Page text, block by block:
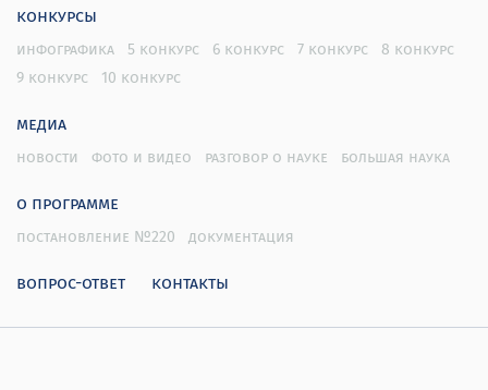
конкурсы
инфографика 5 конкурс 6 конкурс 7 конкурс
8 конкурс
9 конкурс
10 конкурс
медиа
новости фото и видео разговор о науке большая наука
о программе
постановление №220 документация
вопрос-ответ контакты